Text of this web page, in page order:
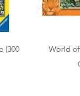
(300
World